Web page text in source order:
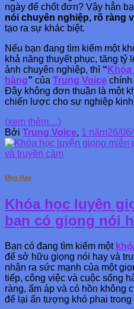
ngày để chốt đơn? Vậy hẳn
nói chuyên nghiệp, rõ ràng
tạo ra sự khác biệt.
Nếu bạn đang tìm kiếm một
khả năng thuyết phục, tăng tỷ
ảnh chuyên nghiệp, thì “
hàng” của Trung Voice chính
Đây không đơn thuần là một
chiến lược cho sự nghiệp
(xem thêm…)
Bởi Trung Voice, 1 năm26/
Mẹo Hay
Khóa học luyện
bạn có giọng nói
Bạn có đang tìm kiếm một
để sở hữu giọng nói hay và
nhận ra sức mạnh của một
tiếp, công việc và cuộc sống
ràng, ấm áp và có hồn không
để lại ấn tượng khó phai